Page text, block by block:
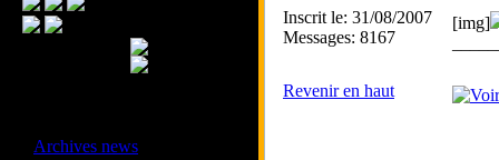
Archives news
Inscrit le: 31/08/2007
Messages: 8167
[img]
Revenir en haut